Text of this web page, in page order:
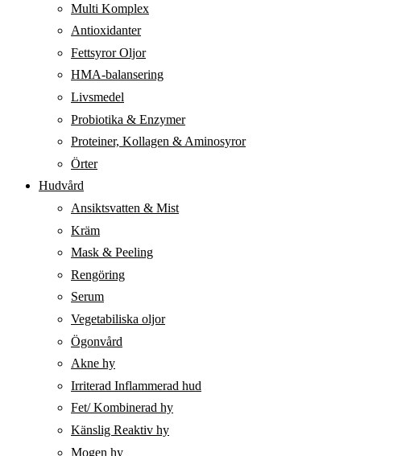
Multi Komplex
Antioxidanter
Fettsyror Oljor
HMA-balansering
Livsmedel
Probiotika & Enzymer
Proteiner, Kollagen & Aminosyror
Örter
Hudvård
Ansiktsvatten & Mist
Kräm
Mask & Peeling
Rengöring
Serum
Vegetabiliska oljor
Ögonvård
Akne hy
Irriterad Inflammerad hud
Fet/ Kombinerad hy
Känslig Reaktiv hy
Mogen hy